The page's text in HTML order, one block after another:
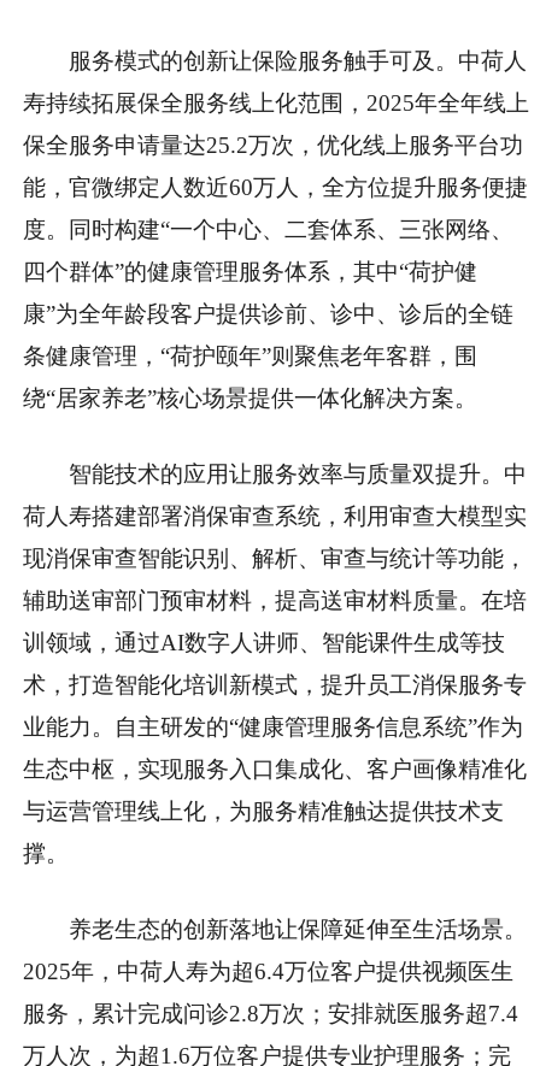
服务模式的创新让保险服务触手可及。中荷人
寿持续拓展保全服务线上化范围，2025年全年线上
保全服务申请量达25.2万次，优化线上服务平台功
能，官微绑定人数近60万人，全方位提升服务便捷
度。同时构建“一个中心、二套体系、三张网络、
四个群体”的健康管理服务体系，其中“荷护健
康”为全年龄段客户提供诊前、诊中、诊后的全链
条健康管理，“荷护颐年”则聚焦老年客群，围
绕“居家养老”核心场景提供一体化解决方案。
智能技术的应用让服务效率与质量双提升。中
荷人寿搭建部署消保审查系统，利用审查大模型实
现消保审查智能识别、解析、审查与统计等功能，
辅助送审部门预审材料，提高送审材料质量。在培
训领域，通过AI数字人讲师、智能课件生成等技
术，打造智能化培训新模式，提升员工消保服务专
业能力。自主研发的“健康管理服务信息系统”作为
生态中枢，实现服务入口集成化、客户画像精准化
与运营管理线上化，为服务精准触达提供技术支
撑。
养老生态的创新落地让保障延伸至生活场景。
2025年，中荷人寿为超6.4万位客户提供视频医生
服务，累计完成问诊2.8万次；安排就医服务超7.4
万人次，为超1.6万位客户提供专业护理服务；完